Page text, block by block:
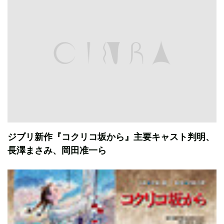
ジブリ新作『コクリコ坂から』主要キャスト判明、
長澤まさみ、岡田准一ら